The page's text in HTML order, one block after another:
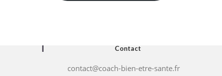
Contact
contact@coach-bien-etre-sante.fr